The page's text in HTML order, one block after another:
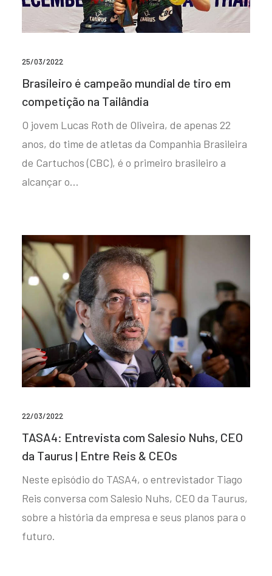
25/03/2022
Brasileiro é campeão mundial de tiro em
competição na Tailândia
O jovem Lucas Roth de Oliveira, de apenas 22
anos, do time de atletas da Companhia Brasileira
de Cartuchos (CBC), é o primeiro brasileiro a
alcançar o…
22/03/2022
TASA4: Entrevista com Salesio Nuhs, CEO
da Taurus | Entre Reis & CEOs
Neste episódio do TASA4, o entrevistador Tiago
Reis conversa com Salesio Nuhs, CEO da Taurus,
sobre a história da empresa e seus planos para o
futuro.